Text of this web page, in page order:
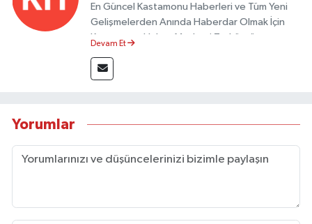
En Güncel Kastamonu Haberleri ve Tüm Yeni
Gelişmelerden Anında Haberdar Olmak İçin
Kastamonu Haber Merkezi Taşköprü
Devam Et
Yorumlar